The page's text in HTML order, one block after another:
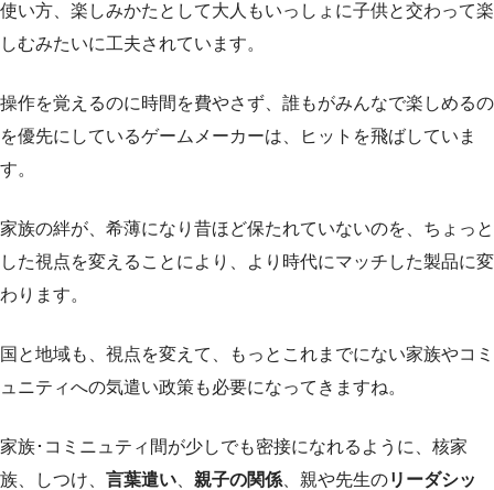
使い方、楽しみかたとして大人もいっしょに子供と交わって楽
しむみたいに工夫されています。
操作を覚えるのに時間を費やさず、誰もがみんなで楽しめるの
を優先にしているゲームメーカーは、ヒットを飛ばしていま
す。
家族の絆が、希薄になり昔ほど保たれていないのを、ちょっと
した視点を変えることにより、より時代にマッチした製品に変
わります。
国と地域も、視点を変えて、もっとこれまでにない家族やコミ
ュニティへの気遣い政策も必要になってきますね。
家族･コミニュティ間が少しでも密接になれるように、核家
族、しつけ、 言葉遣い 親子の関係 、親や先生のリーダシッ